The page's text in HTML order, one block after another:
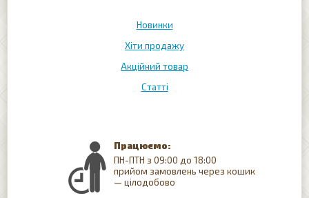
Новинки
Хіти продажу
Акційний товар
Статті
Працюємо:
ПН-ПТН з 09:00 до 18:00
прийом замовлень через кошик
— цілодобово